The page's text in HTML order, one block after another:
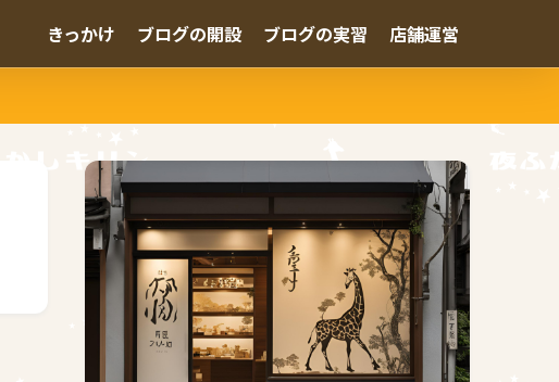
きっかけ ブログの開設 ブログの実習 店舗運営